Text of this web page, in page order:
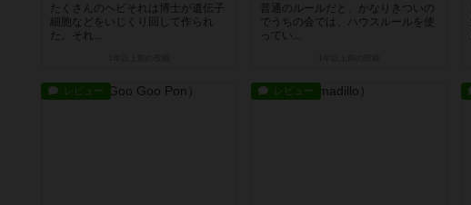
たくさんのヘビそれは博士が遺伝子
細胞などをいじくり回して作られ
た。それ...
普通のルールだと、かなりきついの
でうちの会では、ハウスルールを使
ってい...
レビュー レビュー